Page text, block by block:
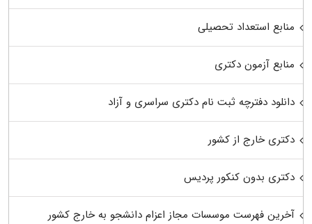
منابع استعداد تحصیلی
منابع آزمون دکتری
دانلود دفترچه ثبت نام دکتری سراسری و آزاد
دکتری خارج از کشور
دکتری بدون کنکور پردیس
آخرین فهرست موسسات مجاز اعزام دانشجو به خارج کشور